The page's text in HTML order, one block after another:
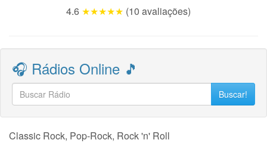
4.6 ★★★★★ (10 avaliações)
🎧 Rádios Online 🎵
Buscar!
Classic Rock, Pop-Rock, Rock 'n' Roll